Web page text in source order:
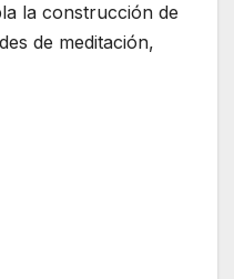
la construcción de
de meditación,